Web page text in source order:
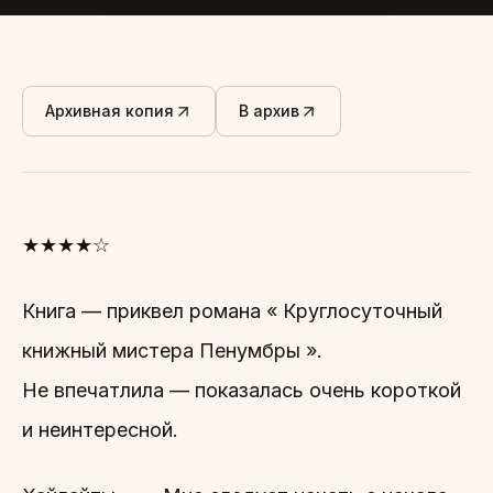
Архивная копия В архив
★★★★☆
Книга — приквел романа « Круглосуточный
книжный мистера Пенумбры ».
Не впечатлила — показалась очень короткой
и неинтересной.